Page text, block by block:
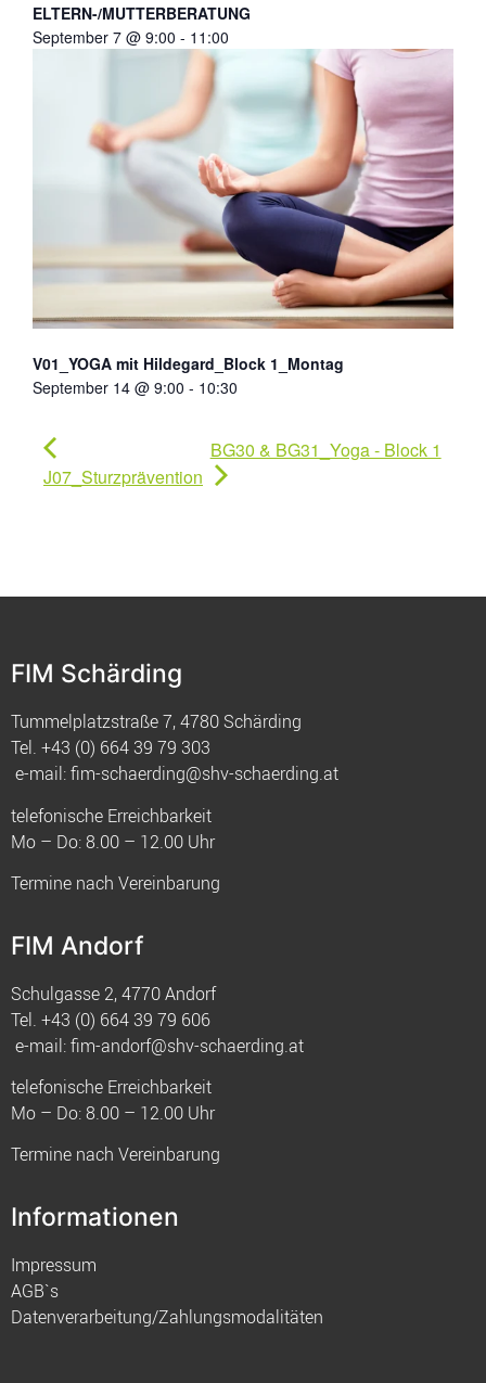
ELTERN-/MUTTERBERATUNG
September 7 @ 9:00 - 11:00
V01_YOGA mit Hildegard_Block 1_Montag
September 14 @ 9:00 - 10:30
J07_Sturzprävention
BG30 & BG31_Yoga - Block 1
FIM Schärding
Tummelplatzstraße 7, 4780 Schärding
Tel. +43 (0) 664 39 79 303
e-mail:fim-schaerding@shv-schaerding.at
telefonische Erreichbarkeit
Mo – Do: 8.00 – 12.00 Uhr
Termine nach Vereinbarung
FIM Andorf
Schulgasse 2, 4770 Andorf
Tel. +43 (0) 664 39 79 606
e-mail:fim-andorf@shv-schaerding.at
telefonische Erreichbarkeit
Mo – Do: 8.00 – 12.00 Uhr
Termine nach Vereinbarung
Informationen
Impressum
AGB`s
Datenverarbeitung/Zahlungsmodalitäten